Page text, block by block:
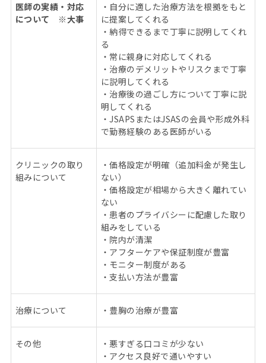
医師の実績・対応
について ※大事
・自分に適した治療方法を根拠をもと
に提案してくれる
・納得できるまで丁寧に説明してくれ
る
・常に親身に対応してくれる
・治療のデメリットやリスクまで丁寧
に説明してくれる
・治療後の過ごし方について丁寧に説
明してくれる
・JSAPS またはJSASの会員や形成外科
で勤務経験のある医師がいる
クリニックの取り
組みについて
・価格設定が明確（追加料金が発生し
ない）
・価格設定が相場から大きく離れてい
ない
・患者のプライバシーに配慮した取り
組みをしている
・院内が清潔
・アフターケアや保証制度が豊富
・モニター制度がある
・支払い方法が豊富
治療について ・豊胸の治療が豊富
その他
・悪すぎる口コミが少ない
・アクセス良好で通いやすい